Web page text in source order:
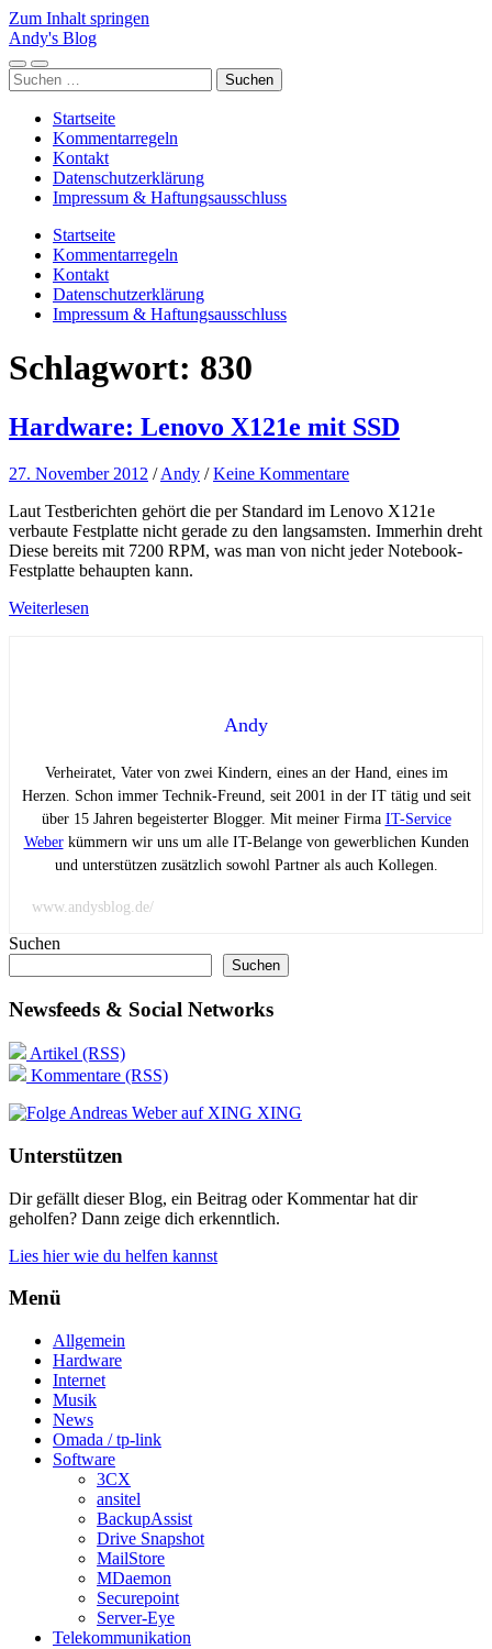
Zum Inhalt springen
Andy's Blog
Mobile-
Menü
Suchfeld
ein-/ausblenden
Suchen
nach:
Startseite
Kommentarregeln
Kontakt
Datenschutzerklärung
Impressum & Haftungsausschluss
Startseite
Kommentarregeln
Kontakt
Datenschutzerklärung
Impressum & Haftungsausschluss
Schlagwort: 830
Hardware: Lenovo X121e mit SSD
27. November 2012 /Andy /Keine Kommentare
Laut Testberichten gehört die per Standard im Lenovo X121e
verbaute Festplatte nicht gerade zu den langsamsten. Immerhin dreht
Diese bereits mit 7200 RPM, was man von nicht jeder Notebook-
Festplatte behaupten kann.
Weiterlesen
Andy
Verheiratet, Vater von zwei Kindern, eines an der Hand, eines im
Herzen. Schon immer Technik-Freund, seit 2001 in der IT tätig und seit
über 15 Jahren begeisterter Blogger. Mit meiner Firma IT-Service
Weberkümmern wir uns um alle IT-Belange von gewerblichen Kunden
und unterstützen zusätzlich sowohl Partner als auch Kollegen.
www.andysblog.de/
Suchen
Suchen
Newsfeeds & Social Networks
Artikel (RSS)
Kommentare (RSS)
XING
Unterstützen
Dir gefällt dieser Blog, ein Beitrag oder Kommentar hat dir
geholfen? Dann zeige dich erkenntlich.
Lies hier wie du helfen kannst
Menü
Allgemein
Hardware
Internet
Musik
News
Omada / tp-link
Software
3CX
ansitel
BackupAssist
Drive Snapshot
MailStore
MDaemon
Securepoint
Server-Eye
Telekommunikation